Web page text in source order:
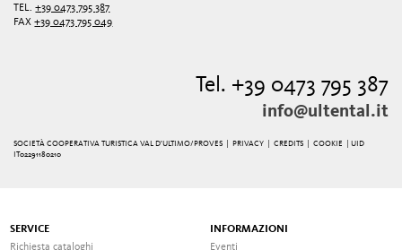
TEL.+39 0473 795 387
FAX+39 0473 795 049
Tel. +39 0473 795 387
info@ultental.it
SOCIETÀ COOPERATIVA TURISTICA VAL D'ULTIMO/PROVES | PRIVACY |CREDITS |COOKIE
| UID
IT02291180210
SERVICE
Richiesta cataloghi
INFORMAZIONI
Eventi